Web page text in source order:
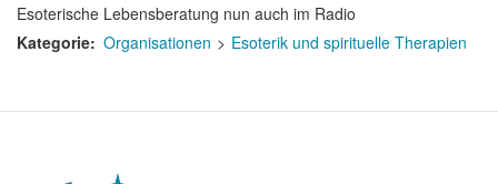
Esoterische Lebensberatung nun auch im Radio
Kategorie Organisationen Esoterik und spirituelle Therapien